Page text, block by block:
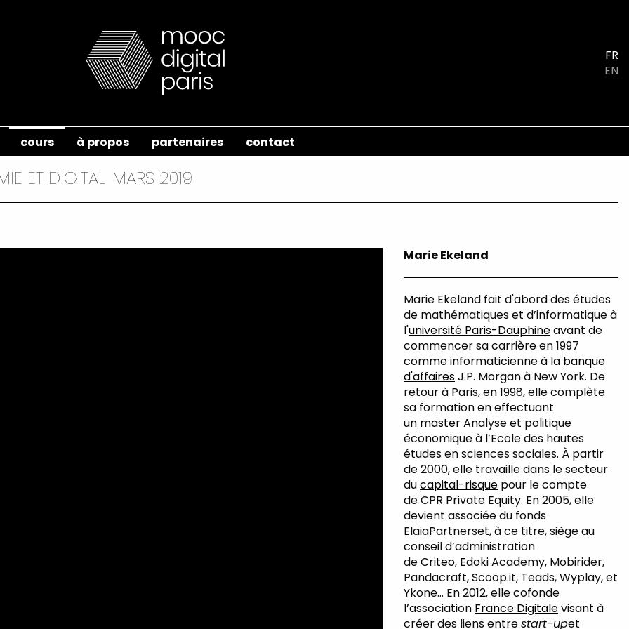
FR
EN
cours à propos partenaires contact
ET DIGITAL MARS 2019
Marie Ekeland
Marie Ekeland fait d'abord des études
de mathématiques et d’informatique à
l'université Paris-Dauphineavant de
commencer sa carrière en 1997
comme informaticienne à la banque
d'affairesJ.P. Morgan à New York. De
retour à Paris, en 1998, elle complète
sa formation en effectuant
un masterAnalyse et politique
économique à l’Ecole des hautes
études en sciences sociales. À partir
de 2000, elle travaille dans le secteur
ducapital-risque pour le compte
de CPR Private Equity. En 2005, elle
devient associée du fonds
ElaiaPartnerset, à ce titre, siège au
conseil d’administration
deCriteo, Edoki Academy, Mobirider,
Pandacraft, Scoop.it, Teads, Wyplay, et
Ykone… En 2012, elle cofonde
l’association France Digitalevisant à
créer des liens entrestart-upet